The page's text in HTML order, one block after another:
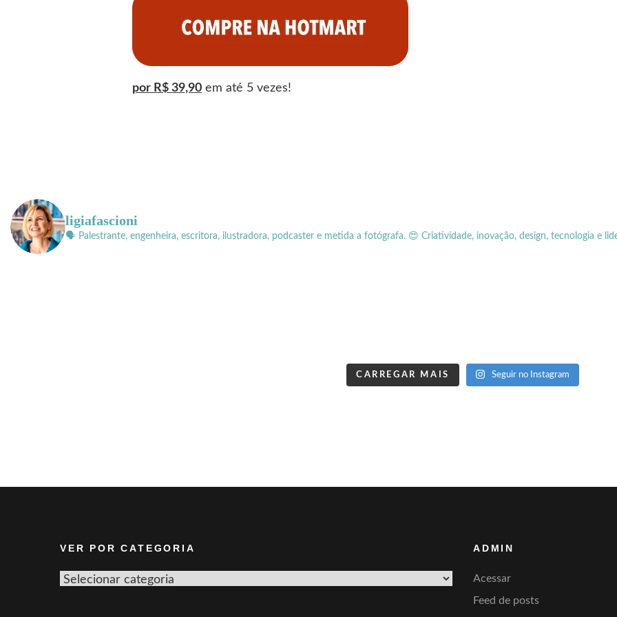
por R$ 39,90 em até 5 vezes!
ligiafascioni
🗣 Palestrante, engenheira, escritora, ilustradora, podcaster e metida a fotógrafa. 😍 Criatividade, inovação, design, tecnologia e
CARREGAR MAIS Seguir no Instagram
VER POR CATEGORIA
Ver
ADMIN
Acessar
Feed de posts